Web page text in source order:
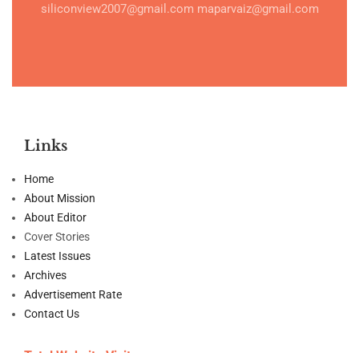
siliconview2007@gmail.com maparvaiz@gmail.com
Links
Home
About Mission
About Editor
Cover Stories
Latest Issues
Archives
Advertisement Rate
Contact Us